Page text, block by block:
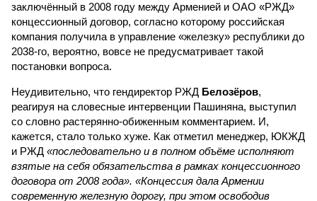
заключённый в 2008 году между Арменией и ОАО «РЖД»
концессионный договор, согласно которому российская
компания получила в управление «железку» республики до
2038-го, вероятно, вовсе не предусматривает такой
постановки вопроса.
Неудивительно, что гендиректор РЖД Белозёров,
реагируя на словесные интервенции Пашиняна, выступил
со словно растерянно-обиженным комментарием. И,
кажется, стало только хуже. Как отметил менеджер, ЮКЖД
и РЖД «последовательно и в полном объёме исполняют
взятые на себя обязательства в рамках концессионного
договора от 2008 года». «Концессия дала Армении
современную железную дорогу, при этом освободив